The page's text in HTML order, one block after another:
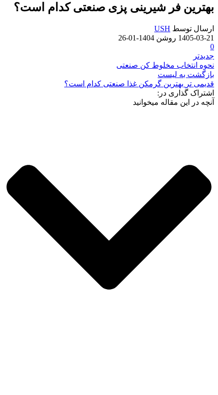
بهترین فر شیرینی پزی صنعتی کدام است؟
ارسال توسط USH
1405-03-21 روشن 1404-01-26
0
جدیدتر
نحوه انتخاب مخلوط کن صنعتی
بازگشت به لیست
قدیمی تر بهترین گرمکن غذا صنعتی کدام است؟
اشتراک گذاری در:
آنچه در این مقاله میخوانید